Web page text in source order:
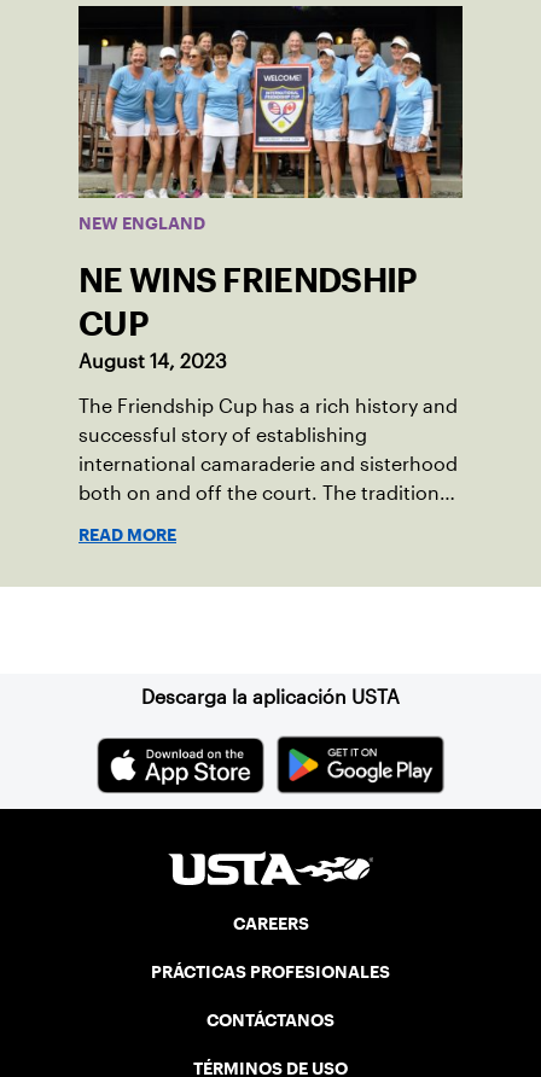
opportunity to serve as a captain of the
18-39 league out of Eastern Mass. This
past winter, Sam led his team, which
competed at Sportsmen’s Tennis &
Enrichment Center in Dorchester, to a
first-place finish.
NEW ENGLAND
NE WINS FRIENDSHIP
CUP
August 14, 2023
The Friendship Cup has a rich history and
successful story of establishing
international camaraderie and sisterhood
both on and off the court. The tradition
the Canadian senior division, and
Cup. In that year, players competed on
three courts at the Jay Peak Resort in
Vermont.
READ MORE
Descarga la aplicación USTA
CAREERS
PRÁCTICAS PROFESIONALES
CONTÁCTANOS
TÉRMINOS DE USO